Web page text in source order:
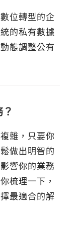
位轉型的企
的私有數據
態調整公有
雜，只要你
做出明智的
響你的業務
梳理一下，
最適合的解